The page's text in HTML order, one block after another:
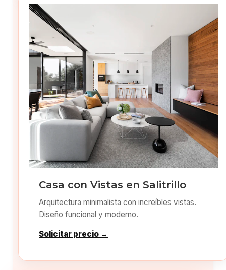
Casa con Vistas en Salitrillo
Arquitectura minimalista con increíbles vistas.
Diseño funcional y moderno.
Solicitar precio →